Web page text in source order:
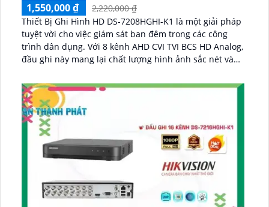
1,550,000 ₫
2,220,000 ₫
Thiết Bị Ghi Hình HD DS-7208HGHI-K1 là một giải pháp
tuyệt vời cho việc giám sát ban đêm trong các công
trình dân dụng. Với 8 kênh AHD CVI TVI BCS HD Analog,
đầu ghi này mang lại chất lượng hình ảnh sắc nét và